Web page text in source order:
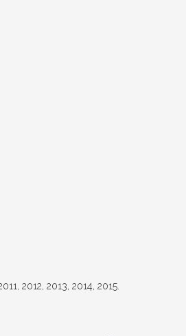
2012, 2013, 2014, 2015.